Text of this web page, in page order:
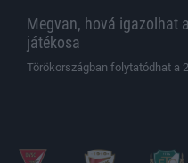
Megvan, hová igazolhat
játékosa
Törökországban folytatódhat a